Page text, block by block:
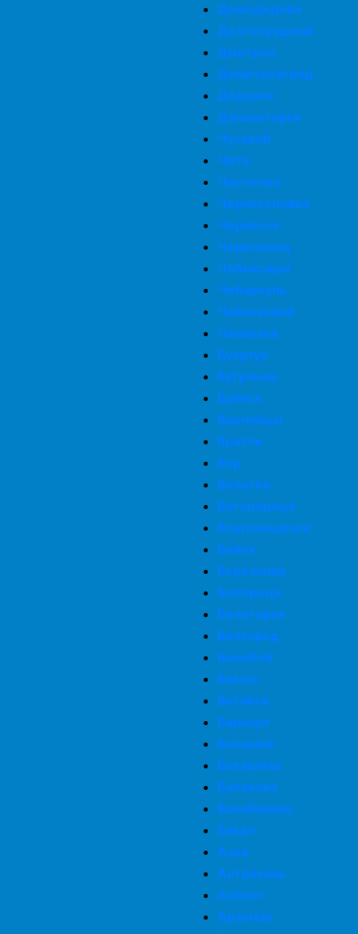
Домодедово
Долгопрудный
Дмитров
Димитровград
Дедовск
Дальнегорск
Чузавой
Чита
Чистопол
Черноголовка
Черкесск
Череповец
Чебоксары
Чебаркуль
Чайковский
Чапаевск
Бузулук
Бугульма
Брянск
Бронницы
Братск
Бор
Бологое
Богородицк
Благовещенск
Бийск
Березники
Белорецк
Белогорск
Белгород
Белебей
Бавлы
Батайск
Барнаул
Балашов
Балашиха
Балаково
Балабаново
Бакал
Азов
Астрахань
Асбест
Арзамас